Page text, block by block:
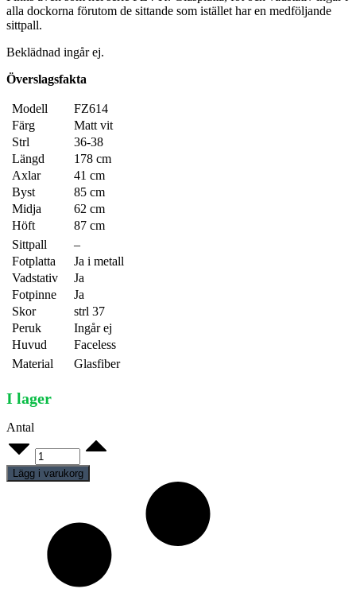
alla dockorna förutom de sittande som istället har en medföljande
sittpall.
Beklädnad ingår ej.
Överslagsfakta
Modell
FZ614
Färg
Matt vit
Strl
36-38
Längd
178 cm
Axlar
41 cm
Byst
85 cm
Midja
62 cm
Höft
87 cm
Sittpall
–
Fotplatta
Ja i metall
Vadstativ
Ja
Fotpinne
Ja
Skor
strl 37
Peruk
Ingår ej
Huvud
Faceless
Material
Glasfiber
I lager
Antal
Nice
614
quantity
Lägg i varukorg